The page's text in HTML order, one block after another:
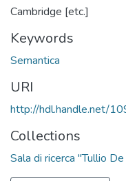
Cambridge [etc.]
Keywords
Semantica
URI
http://hdl.handle.net/
Collections
Sala di ricerca "Tullio